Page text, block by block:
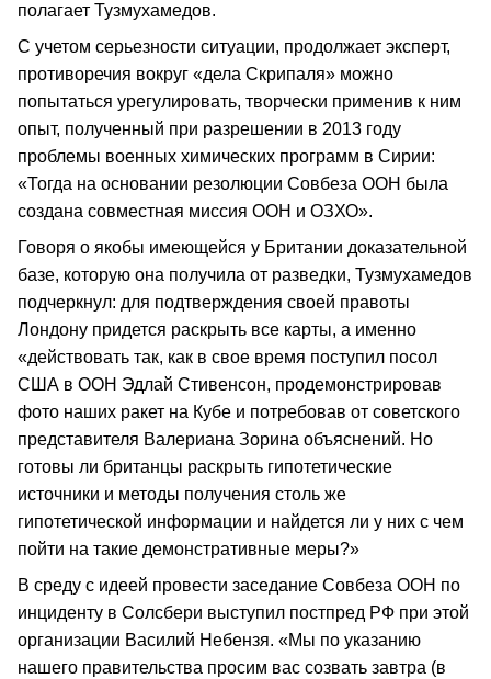
полагает Тузмухамедов.
С учетом серьезности ситуации, продолжает эксперт,
противоречия вокруг «дела Скрипаля» можно
попытаться урегулировать, творчески применив к ним
опыт, полученный при разрешении в 2013 году
проблемы военных химических программ в Сирии:
«Тогда на основании резолюции Совбеза ООН была
создана совместная миссия ООН и ОЗХО».
Говоря о якобы имеющейся у Британии доказательной
базе, которую она получила от разведки, Тузмухамедов
подчеркнул: для подтверждения своей правоты
Лондону придется раскрыть все карты, а именно
«действовать так, как в свое время поступил посол
США в ООН Эдлай Стивенсон, продемонстрировав
фото наших ракет на Кубе и потребовав от советского
представителя Валериана Зорина объяснений. Но
готовы ли британцы раскрыть гипотетические
источники и методы получения столь же
гипотетической информации и найдется ли у них с чем
пойти на такие демонстративные меры?»
В среду с идеей провести заседание Совбеза ООН по
инциденту в Солсбери выступил постпред РФ при этой
организации Василий Небензя. «Мы по указанию
нашего правительства просим вас созвать завтра (в